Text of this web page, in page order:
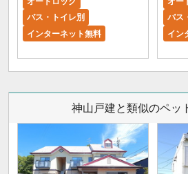
バス・トイレ別
インターネット無料
バス
イン
神山戸建と類似のペッ